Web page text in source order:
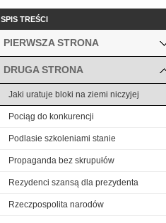
SPIS TREŚCI
PIERWSZA STRONA
DRUGA STRONA
Jaki uratuje bloki na ziemi niczyjej
Pociąg do konkurencji
Podlasie szkoleniami stanie
Propaganda bez skrupułów
Rezydenci szansą dla prezydenta
Rzeczpospolita narodów